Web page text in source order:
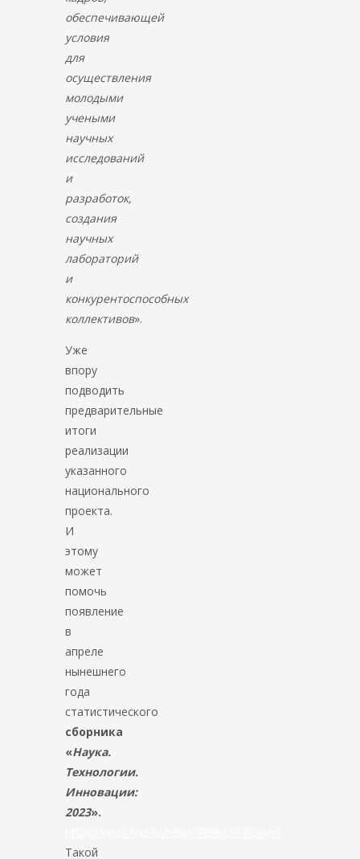
обеспечивающей
условия
для
осуществления
молодыми
учеными
научных
исследований
и
разработок,
создания
научных
лабораторий
и
конкурентоспособных
коллективов».
Уже
впору
подводить
предварительные
итоги
реализации
указанного
национального
проекта.
И
этому
может
помочь
появление
в
апреле
нынешнего
года
статистического
сборника
«Наука.
Технологии.
Инновации:
2023».
Такой